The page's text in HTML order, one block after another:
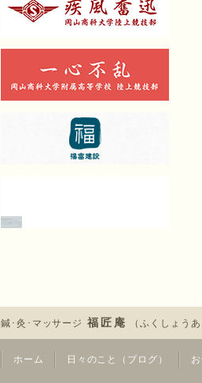
鍼･灸･マッサージ 福匠庵 （ふくしょう
ホーム 日々のこと（ブログ）